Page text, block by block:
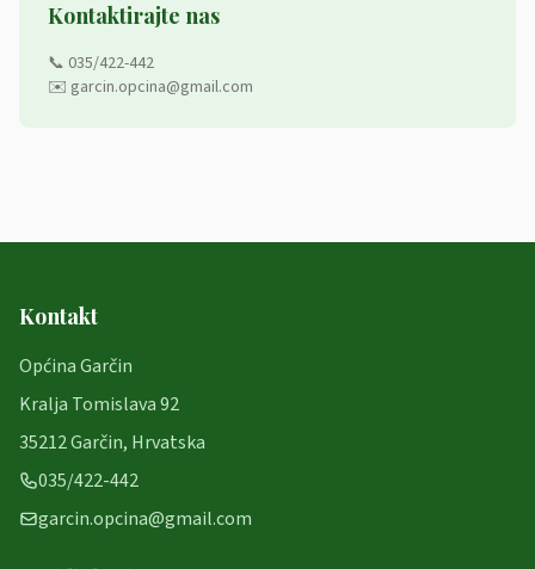
Kontaktirajte nas
📞 035/422-442
✉️ garcin.opcina@gmail.com
Kontakt
Općina Garčin
Kralja Tomislava 92
35212 Garčin, Hrvatska
035/422-442
garcin.opcina@gmail.com